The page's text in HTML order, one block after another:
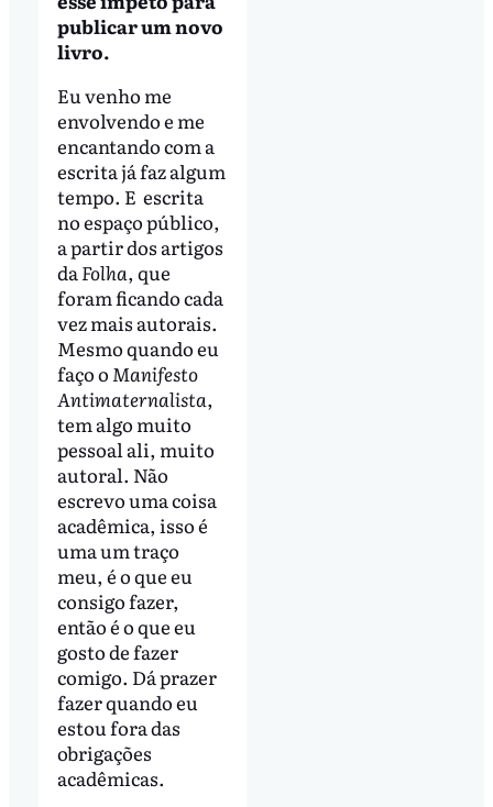
publicar um novo
livro.
Eu venho me
envolvendo e me
encantando com a
escrita já faz algum
tempo. E escrita
no espaço público,
a partir dos artigos
daFolha, que
foram ficando cada
vez mais autorais.
Mesmo quando eu
faço oManifesto
Antimaternalista,
tem algo muito
pessoal ali, muito
autoral. Não
escrevo uma coisa
acadêmica, isso é
uma um traço
meu, é o que eu
consigo fazer,
então é o que eu
gosto de fazer
comigo. Dá prazer
fazer quando eu
estou fora das
obrigações
acadêmicas.